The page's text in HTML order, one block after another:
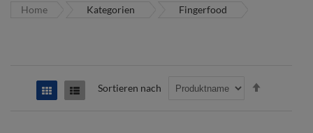
Home Kategorien Fingerfood
RasterListeSortieren nach